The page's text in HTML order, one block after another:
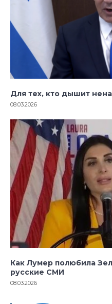
Для тех, кто дышит
08.03.2026
Как Лумер полюбила
русские СМИ
08.03.2026